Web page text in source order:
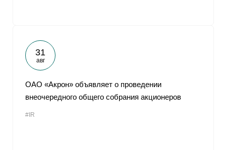
31
авг
ОАО «Акрон» объявляет о проведении
внеочередного общего собрания акционеров
#IR